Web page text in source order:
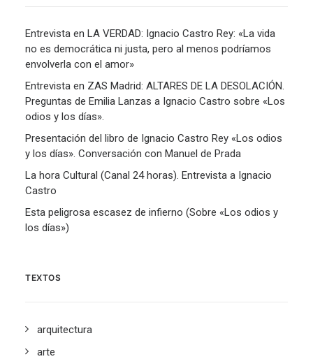
Entrevista en LA VERDAD: Ignacio Castro Rey: «La vida
no es democrática ni justa, pero al menos podríamos
envolverla con el amor»
Entrevista en ZAS Madrid: ALTARES DE LA DESOLACIÓN.
Preguntas de Emilia Lanzas a Ignacio Castro sobre «Los
odios y los días».
Presentación del libro de Ignacio Castro Rey «Los odios
y los días». Conversación con Manuel de Prada
La hora Cultural (Canal 24 horas). Entrevista a Ignacio
Castro
Esta peligrosa escasez de infierno (Sobre «Los odios y
los días»)
TEXTOS
arquitectura
arte